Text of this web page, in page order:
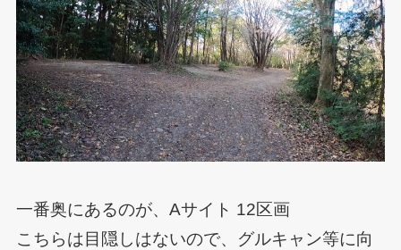
一番奥にあるのが、Aサイト 12区画
こちらは目隠しはないので、グルキャン等に向